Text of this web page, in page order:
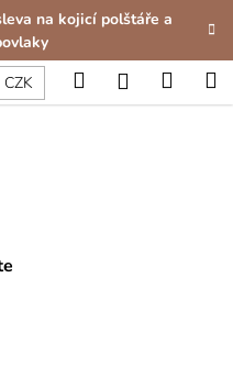
na kojicí polštáře a
CZK
HledatPřihlášení